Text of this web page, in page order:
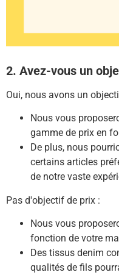
2. Avez-vous un
Oui, nous avons un
Nous vous
gamme de prix en
De plus, nous
certains articles
de notre vaste
Pas d'objectif de prix :
Nous vous
fonction de votre
Des tissus denim
qualités de fils